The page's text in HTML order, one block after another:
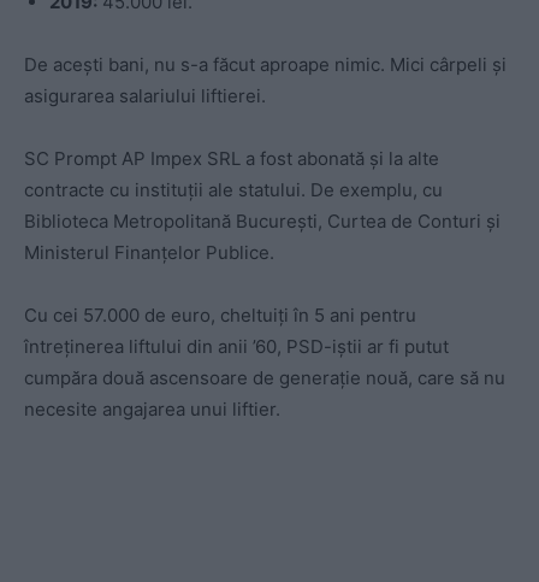
De acești bani, nu s-a făcut aproape nimic. Mici cârpeli și
asigurarea salariului liftierei.
SC Prompt AP Impex SRL a fost abonată și la alte
contracte cu instituții ale statului. De exemplu, cu
Biblioteca Metropolitană București, Curtea de Conturi și
Ministerul Finanțelor Publice.
Cu cei 57.000 de euro, cheltuiți în 5 ani pentru
întreținerea liftului din anii ’60, PSD-iștii ar fi putut
cumpăra două ascensoare de generație nouă, care să nu
necesite angajarea unui liftier.